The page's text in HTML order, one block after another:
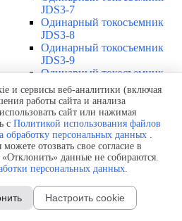
JDS3-7
Одинарный токосъемник
JDS3-8
Одинарный токосъемник
JDS3-9
Одинарный токосъемник
JDS3-10
Одинарный токосъемник
JDS3-11
Одинарный токосъемник
JDS3-12
U12 ▼
Защитная оболочка для
соединений U12
Стыковочное соединение U12
питания U12
▼
и сервисы веб-аналитики (включая
работы сайта и анализа
сайт или нажимая
с Политикой использования файлов
обработку персональных данных .
отозвать свое согласие в
данные не собираются.
персональных данных.
Настроить cookie